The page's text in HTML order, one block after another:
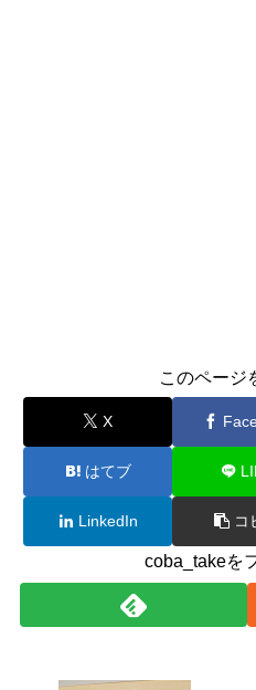
このページ
X
はてブ
LinkedIn コ
coba_takeを